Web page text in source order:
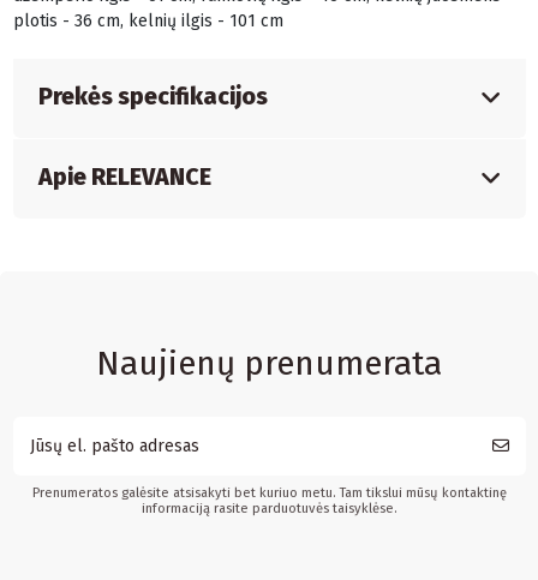
plotis - 36 cm, kelnių ilgis - 101 cm
Prekės specifikacijos
Apie RELEVANCE
Naujienų prenumerata
Prenumeratos galėsite atsisakyti bet kuriuo metu. Tam tikslui mūsų kontaktinę
informaciją rasite parduotuvės taisyklėse.